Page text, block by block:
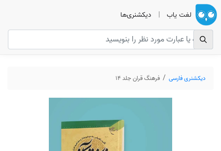
لغت یاب | دیکشنری‌ها
دیکشنری فارسی فرهنگ قران جلد 14